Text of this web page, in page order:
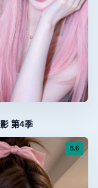
第4季
8.6